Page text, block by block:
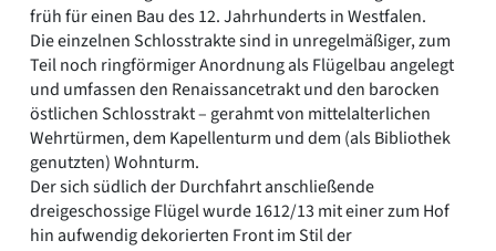
früh für einen Bau des 12. Jahrhunderts in Westfalen.
Die einzelnen Schlosstrakte sind in unregelmäßiger, zum
Teil noch ringförmiger Anordnung als Flügelbau angelegt
und umfassen den Renaissancetrakt und den barocken
östlichen Schlosstrakt – gerahmt von mittelalterlichen
Wehrtürmen, dem Kapellenturm und dem (als Bibliothek
genutzten) Wohnturm.
Der sich südlich der Durchfahrt anschließende
dreigeschossige Flügel wurde 1612/13 mit einer zum Hof
hin aufwendig dekorierten Front im Stil der